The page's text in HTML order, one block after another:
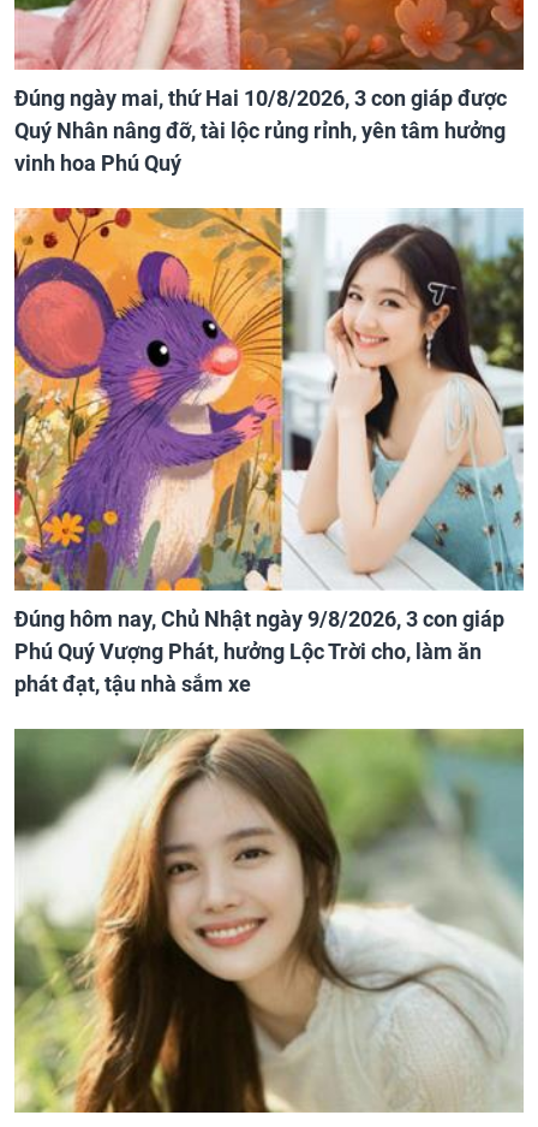
Đúng ngày mai, thứ Hai 10/8/2026, 3 con giáp được
Quý Nhân nâng đỡ, tài lộc rủng rỉnh, yên tâm hưởng
vinh hoa Phú Quý
Đúng hôm nay, Chủ Nhật ngày 9/8/2026, 3 con giáp
Phú Quý Vượng Phát, hưởng Lộc Trời cho, làm ăn
phát đạt, tậu nhà sắm xe